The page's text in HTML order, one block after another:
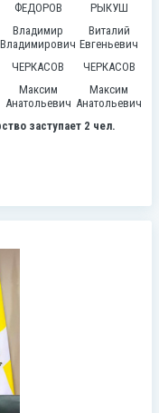
ФЕДОРОВ
Владимир
Владимирович
РЫКУШ
Виталий
Евгеньевич
ЧЕРКАСОВ
Максим
Анатольевич
ЧЕРКАСОВ
Максим
Анатольевич
заступает 2 чел.